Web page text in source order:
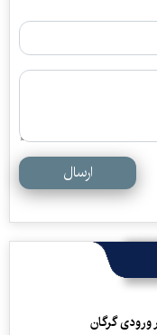
ارسال
ورودی گرگان